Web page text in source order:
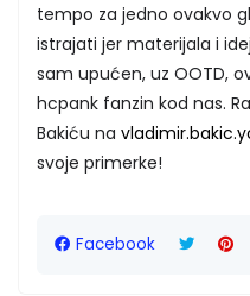
tempo za jedno ovakvo
istrajati jer materijala i
sam upućen, uz OOTD,
hcpank fanzin kod nas.
Bakiću na
svoje primerke!
Facebook